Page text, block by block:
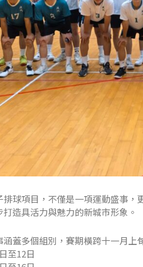
球項目，不僅是一項運動盛事
造具活力與魅力的新城市形象。
蓋多個組別，賽期橫跨十一月上
至12日